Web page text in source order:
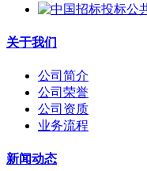
关于我们
公司简介
公司荣誉
公司资质
业务流程
新闻动态